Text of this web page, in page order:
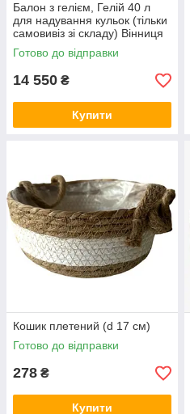
Балон з гелієм, Гелій 40 л
для надування кульок (тільки
самовивіз зі складу) Вінниця
Готово до відправки
14 550 ₴
Купити
Кошик плетений (d 17 см)
Готово до відправки
278 ₴
Купити